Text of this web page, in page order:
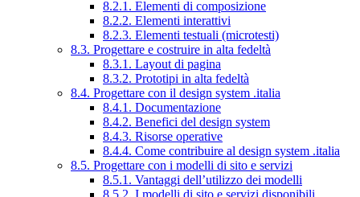
8.2.1. Elementi di composizione
8.2.2. Elementi interattivi
8.2.3. Elementi testuali (microtesti)
8.3. Progettare e costruire in alta fedeltà
8.3.1. Layout di pagina
8.3.2. Prototipi in alta fedeltà
8.4. Progettare con il design system .italia
8.4.1. Documentazione
8.4.2. Benefici del design system
8.4.3. Risorse operative
8.4.4. Come contribuire al design system .italia
8.5. Progettare con i modelli di sito e servizi
8.5.1. Vantaggi dell’utilizzo dei modelli
8.5.2. I modelli di sito e servizi disponibili